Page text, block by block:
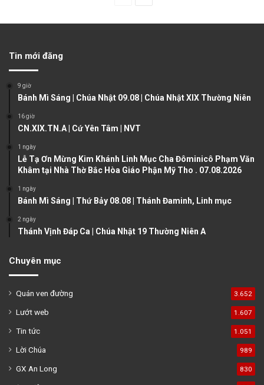
u
p
g
g
Tin mới đăng
9 giờ
Bánh Mì Sáng | Chúa Nhật 09.08 | Chúa Nhật XIX Thường Niên
16 giờ
CN.XIX.TN.A | Cứ Yên Tâm | NVT
1 ngày
Lễ Tạ Ơn Mừng Kim Khánh Linh Mục Cha Đôminicô Phạm Văn
Khâm tại Nhà Thờ Bắc Hòa Giáo Phận Mỹ Tho . 07.08.2026
1 ngày
Bánh Mì Sáng | Thứ Bảy 08.08 | Thánh Đaminh, Linh mục
2 ngày
Thánh Vịnh Đáp Ca | Chúa Nhật 19 Thường Niên A
Chuyên mục
Quán ven đường 3.652
Lướt web 1.607
Tin tức 1.051
Lời Chúa 989
GX An Long 830